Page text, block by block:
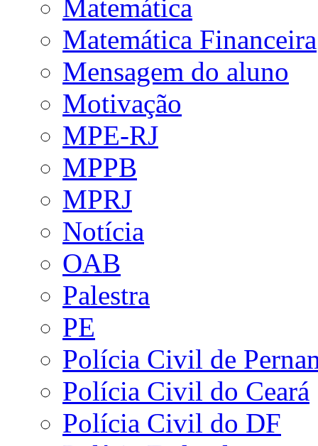
Matemática
Matemática Financeira
Mensagem do aluno
Motivação
MPE-RJ
MPPB
MPRJ
Notícia
OAB
Palestra
PE
Polícia Civil de
Polícia Civil do Ceará
Polícia Civil do DF